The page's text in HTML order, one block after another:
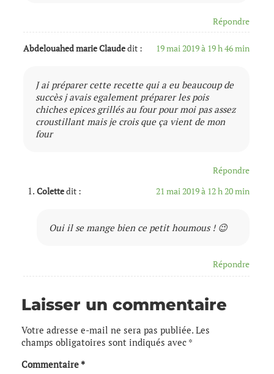
Répondre
Abdelouahed marie Claudedit : 19 mai 2019 à 19 h 46 min
J ai préparer cette recette qui a eu beaucoup de
succès j avais egalement préparer les pois
chiches epices grillés au four pour moi pas assez
croustillant mais je crois que ça vient de mon
four
Répondre
Colettedit : 21 mai 2019 à 12 h 20 min
Oui il se mange bien ce petit houmous ! 😉
Répondre
Laisser un commentaire
Votre adresse e-mail ne sera pas publiée. Les
champs obligatoires sont indiqués avec *
Commentaire *